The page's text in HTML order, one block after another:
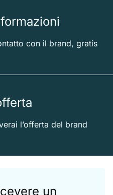
con il brand, gratis
l’offerta del brand
un